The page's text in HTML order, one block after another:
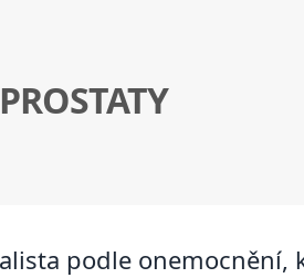
podle onemocnění,